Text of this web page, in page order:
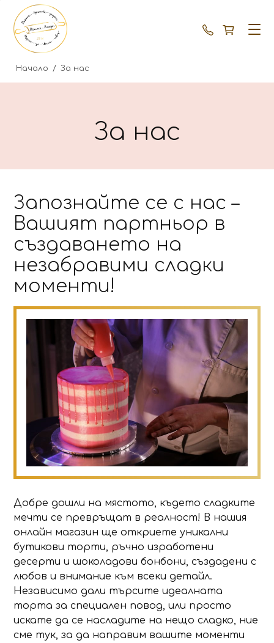
+359 87
Начало / За нас
За нас
Запознайте се с нас –
Вашият партньор в
създаването на
незабравими сладки
моменти!
Добре дошли на мястото, където сладките
мечти се превръщат в реалност! В нашия
онлайн магазин ще откриете уникални
бутикови торти, ръчно изработени
десерти и шоколадови бонбони, създадени с
любов и внимание към всеки детайл.
Независимо дали търсите идеалната
торта за специален повод, или просто
искате да се насладите на нещо сладко, ние
сме тук, за да направим вашите моменти